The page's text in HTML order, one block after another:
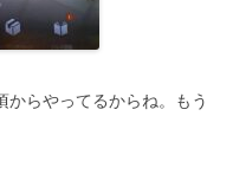
からやってるからね。もう